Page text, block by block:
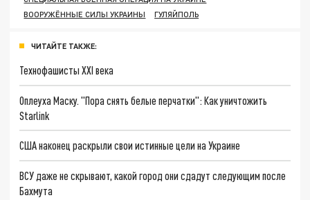
ВООРУЖЁННЫЕ СИЛЫ УКРАИНЫ
ГУЛЯЙПОЛЬ
ЧИТАЙТЕ ТАКЖЕ:
Технофашисты XXI века
Оплеуха Маску. "Пора снять белые перчатки": Как уничтожить
Starlink
США наконец раскрыли свои истинные цели на Украине
ВСУ даже не скрывают, какой город они сдадут следующим после
Бахмута